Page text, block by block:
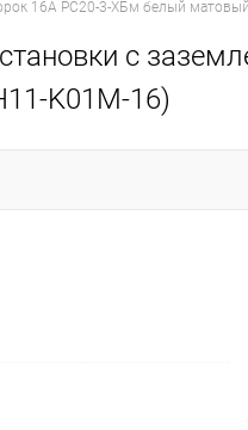
16А РС20-3-ХБм белый
с
K01M-16)